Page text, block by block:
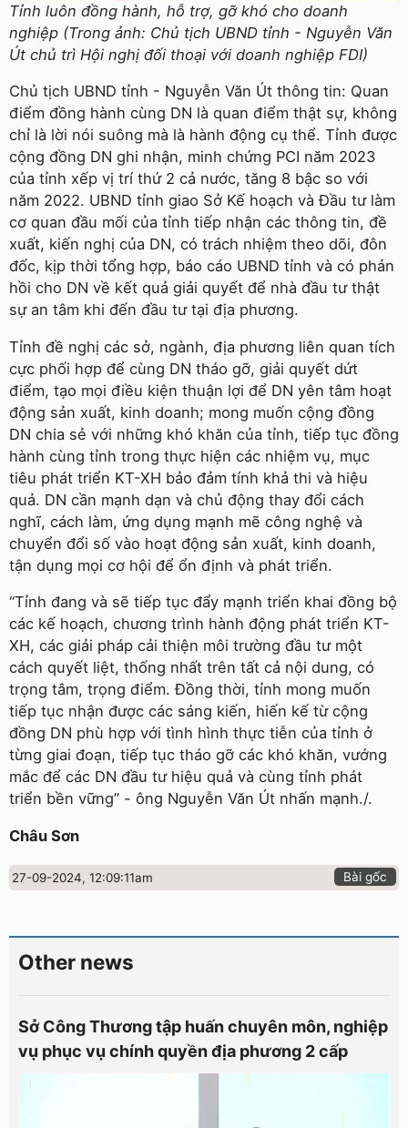
Tỉnh luôn đồng hành, hỗ trợ, gỡ khó cho doanh
nghiệp (Trong ảnh: Chủ tịch UBND tỉnh - Nguyễn Văn
Út chủ trì Hội nghị đối thoại với doanh nghiệp FDI)
Chủ tịch UBND tỉnh - Nguyễn Văn Út thông tin: Quan
điểm đồng hành cùng DN là quan điểm thật sự, không
chỉ là lời nói suông mà là hành động cụ thể. Tỉnh được
cộng đồng DN ghi nhận, minh chứng PCI năm 2023
của tỉnh xếp vị trí thứ 2 cả nước, tăng 8 bậc so với
năm 2022. UBND tỉnh giao Sở Kế hoạch và Đầu tư làm
cơ quan đầu mối của tỉnh tiếp nhận các thông tin, đề
xuất, kiến nghị của DN, có trách nhiệm theo dõi, đôn
đốc, kịp thời tổng hợp, báo cáo UBND tỉnh và có phản
hồi cho DN về kết quả giải quyết để nhà đầu tư thật
sự an tâm khi đến đầu tư tại địa phương.
Tỉnh đề nghị các sở, ngành, địa phương liên quan tích
cực phối hợp để cùng DN tháo gỡ, giải quyết dứt
điểm, tạo mọi điều kiện thuận lợi để DN yên tâm hoạt
động sản xuất, kinh doanh; mong muốn cộng đồng
DN chia sẻ với những khó khăn của tỉnh, tiếp tục đồng
hành cùng tỉnh trong thực hiện các nhiệm vụ, mục
tiêu phát triển KT-XH bảo đảm tính khả thi và hiệu
quả. DN cần mạnh dạn và chủ động thay đổi cách
nghĩ, cách làm, ứng dụng mạnh mẽ công nghệ và
chuyển đổi số vào hoạt động sản xuất, kinh doanh,
tận dụng mọi cơ hội để ổn định và phát triển.
“Tỉnh đang và sẽ tiếp tục đẩy mạnh triển khai đồng bộ
các kế hoạch, chương trình hành động phát triển KT-
XH, các giải pháp cải thiện môi trường đầu tư một
cách quyết liệt, thống nhất trên tất cả nội dung, có
trọng tâm, trọng điểm. Đồng thời, tỉnh mong muốn
tiếp tục nhận được các sáng kiến, hiến kế từ cộng
đồng DN phù hợp với tình hình thực tiễn của tỉnh ở
từng giai đoạn, tiếp tục tháo gỡ các khó khăn, vướng
mắc để các DN đầu tư hiệu quả và cùng tỉnh phát
triển bền vững” - ông Nguyễn Văn Út nhấn mạnh./.
Châu Sơn
27-09-2024, 12:09:11am Bài gốc
Other news
Sở Công Thương tập huấn chuyên môn, nghiệp
vụ phục vụ chính quyền địa phương 2 cấp